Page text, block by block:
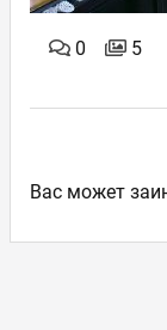
0 5
Ваc может